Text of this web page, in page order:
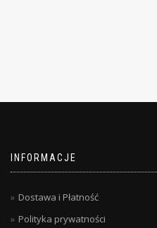
INFORMACJE
Dostawa i Płatność
Polityka prywatności